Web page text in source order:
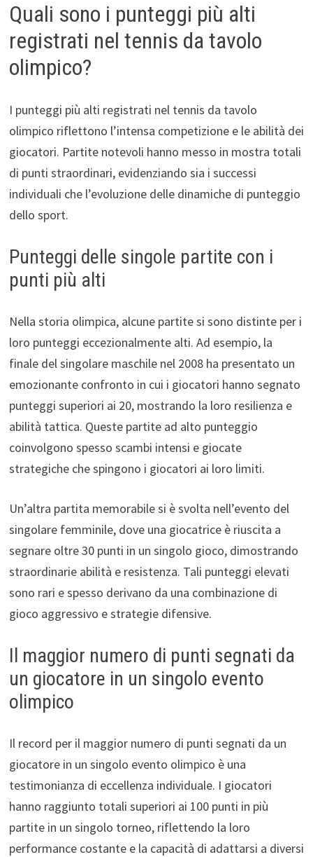
Quali sono i punteggi più alti
registrati nel tennis da tavolo
olimpico?
I punteggi più alti registrati nel tennis da tavolo
olimpico riflettono l’intensa competizione e le abilità dei
giocatori. Partite notevoli hanno messo in mostra totali
di punti straordinari, evidenziando sia i successi
individuali che l’evoluzione delle dinamiche di punteggio
dello sport.
Punteggi delle singole partite con i
punti più alti
Nella storia olimpica, alcune partite si sono distinte per i
loro punteggi eccezionalmente alti. Ad esempio, la
finale del singolare maschile nel 2008 ha presentato un
emozionante confronto in cui i giocatori hanno segnato
punteggi superiori ai 20, mostrando la loro resilienza e
abilità tattica. Queste partite ad alto punteggio
coinvolgono spesso scambi intensi e giocate
strategiche che spingono i giocatori ai loro limiti.
Un’altra partita memorabile si è svolta nell’evento del
singolare femminile, dove una giocatrice è riuscita a
segnare oltre 30 punti in un singolo gioco, dimostrando
straordinarie abilità e resistenza. Tali punteggi elevati
sono rari e spesso derivano da una combinazione di
gioco aggressivo e strategie difensive.
Il maggior numero di punti segnati da
un giocatore in un singolo evento
olimpico
Il record per il maggior numero di punti segnati da un
giocatore in un singolo evento olimpico è una
testimonianza di eccellenza individuale. I giocatori
hanno raggiunto totali superiori ai 100 punti in più
partite in un singolo torneo, riflettendo la loro
performance costante e la capacità di adattarsi a diversi